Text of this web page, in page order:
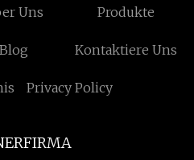
Uns Produkte
Blog Kontaktiere Uns
Privacy Policy